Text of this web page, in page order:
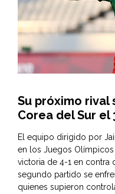
Su próximo rival
Corea del Sur el
El equipo dirigido por
en los Juegos
victoria de 4-1 en contra
segundo partido se
quienes supieron